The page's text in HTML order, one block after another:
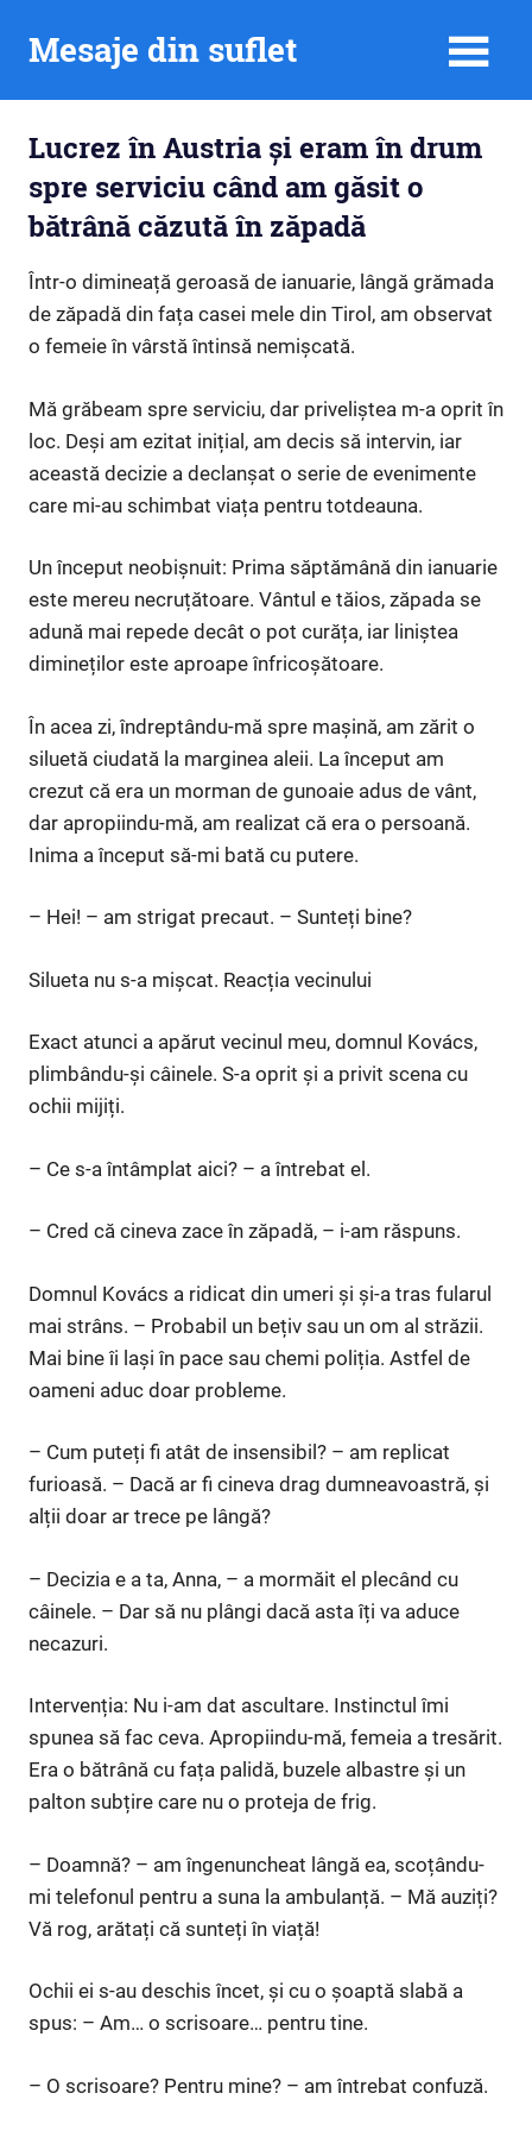
Mesaje din suflet
Lucrez în Austria și eram în drum
spre serviciu când am găsit o
bătrână căzută în zăpadă
Într-o dimineață geroasă de ianuarie, lângă grămada
de zăpadă din fața casei mele din Tirol, am observat
o femeie în vârstă întinsă nemișcată.
Mă grăbeam spre serviciu, dar priveliștea m-a oprit în
loc. Deși am ezitat inițial, am decis să intervin, iar
această decizie a declanșat o serie de evenimente
care mi-au schimbat viața pentru totdeauna.
Un început neobișnuit: Prima săptămână din ianuarie
este mereu necruțătoare. Vântul e tăios, zăpada se
adună mai repede decât o pot curăța, iar liniștea
dimineților este aproape înfricoșătoare.
În acea zi, îndreptându-mă spre mașină, am zărit o
siluetă ciudată la marginea aleii. La început am
crezut că era un morman de gunoaie adus de vânt,
dar apropiindu-mă, am realizat că era o persoană.
Inima a început să-mi bată cu putere.
– Hei! – am strigat precaut. – Sunteți bine?
Silueta nu s-a mișcat. Reacția vecinului
Exact atunci a apărut vecinul meu, domnul Kovács,
plimbându-și câinele. S-a oprit și a privit scena cu
ochii mijiți.
– Ce s-a întâmplat aici? – a întrebat el.
– Cred că cineva zace în zăpadă, – i-am răspuns.
Domnul Kovács a ridicat din umeri și și-a tras fularul
mai strâns. – Probabil un bețiv sau un om al străzii.
Mai bine îi lași în pace sau chemi poliția. Astfel de
oameni aduc doar probleme.
– Cum puteți fi atât de insensibil? – am replicat
furioasă. – Dacă ar fi cineva drag dumneavoastră, și
alții doar ar trece pe lângă?
– Decizia e a ta, Anna, – a mormăit el plecând cu
câinele. – Dar să nu plângi dacă asta îți va aduce
necazuri.
Intervenția: Nu i-am dat ascultare. Instinctul îmi
spunea să fac ceva. Apropiindu-mă, femeia a tresărit.
Era o bătrână cu fața palidă, buzele albastre și un
palton subțire care nu o proteja de frig.
– Doamnă? – am îngenuncheat lângă ea, scoțându-
mi telefonul pentru a suna la ambulanță. – Mă auziți?
Vă rog, arătați că sunteți în viață!
Ochii ei s-au deschis încet, și cu o șoaptă slabă a
spus: – Am… o scrisoare… pentru tine.
– O scrisoare? Pentru mine? – am întrebat confuză.